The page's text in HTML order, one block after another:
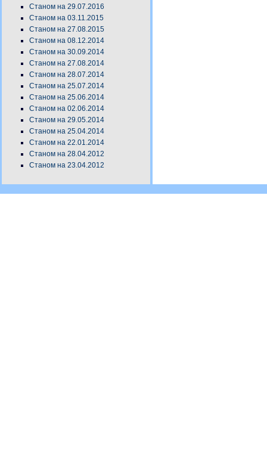
Станом на 29.07.2016
Станом на 03.11.2015
Станом на 27.08.2015
Станом на 08.12.2014
Станом на 30.09.2014
Станом на 27.08.2014
Станом на 28.07.2014
Станом на 25.07.2014
Станом на 25.06.2014
Станом на 02.06.2014
Станом на 29.05.2014
Станом на 25.04.2014
Станом на 22.01.2014
Станом на 28.04.2012
Станом на 23.04.2012